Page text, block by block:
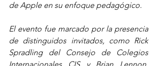
de Apple en su enfoque pedagógico.
El evento fue marcado por la presencia
de distinguidos invitados, como Rick
Spradling del Consejo de Colegios